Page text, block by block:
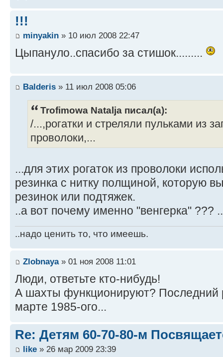
!!!
minyakin » 10 июл 2008 22:47
Цыпануло..спасибо за стишок.........
Balderis » 11 июл 2008 05:06
Trofimowa Natalja писал(а):
/...,рогатки и стреляли пульками из
проволоки,...
...для этих рогаток из проволоки
резинка с нитку полщиной, которую
резинок или подтяжек.
..а вот почему именно "венгерка" ???
..надо ценить то, что имеешь.
Zlobnaya» 01 ноя 2008 11:01
Люди, ответьте кто-нибудь!
А шахты функционируют? Последний
марте 1985-ого...
Re: Детям 60-70-80-м
like » 26 мар 2009 23:39